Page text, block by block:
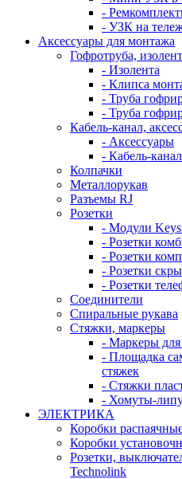
-
- УЗК на
Аксессуары для монтажа
Гофротруба,
- Изолента
- Клипса
- Труба
- Труба
Кабель-канал,
- Аксессуары
- Кабель-канал
Колпачки
Металлорукав
Разъемы RJ
Розетки
- Модули
- Розетки
- Розетки
- Розетки
- Розетки
Соединители
Спиральные рукава
Стяжки, маркеры
- Маркеры для
- Площадка
стяжек
- Стяжки
- Хомуты-
ЭЛЕКТРИКА
Коробки
Коробки
Розетки,
Technolink